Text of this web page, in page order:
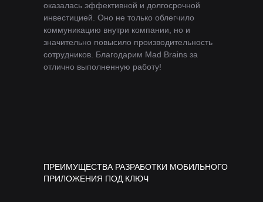
оказалась эффективной и долгосрочной
инвестицией. Оно не только облегчило
коммуникацию внутри компании, но и
значительно повысило производительность
сотрудников. Благодарим Mad Brains за
отлично выполненную работу!
ПРЕИМУЩЕСТВА РАЗРАБОТКИ МОБИЛЬНОГО
ПРИЛОЖЕНИЯ ПОД КЛЮЧ